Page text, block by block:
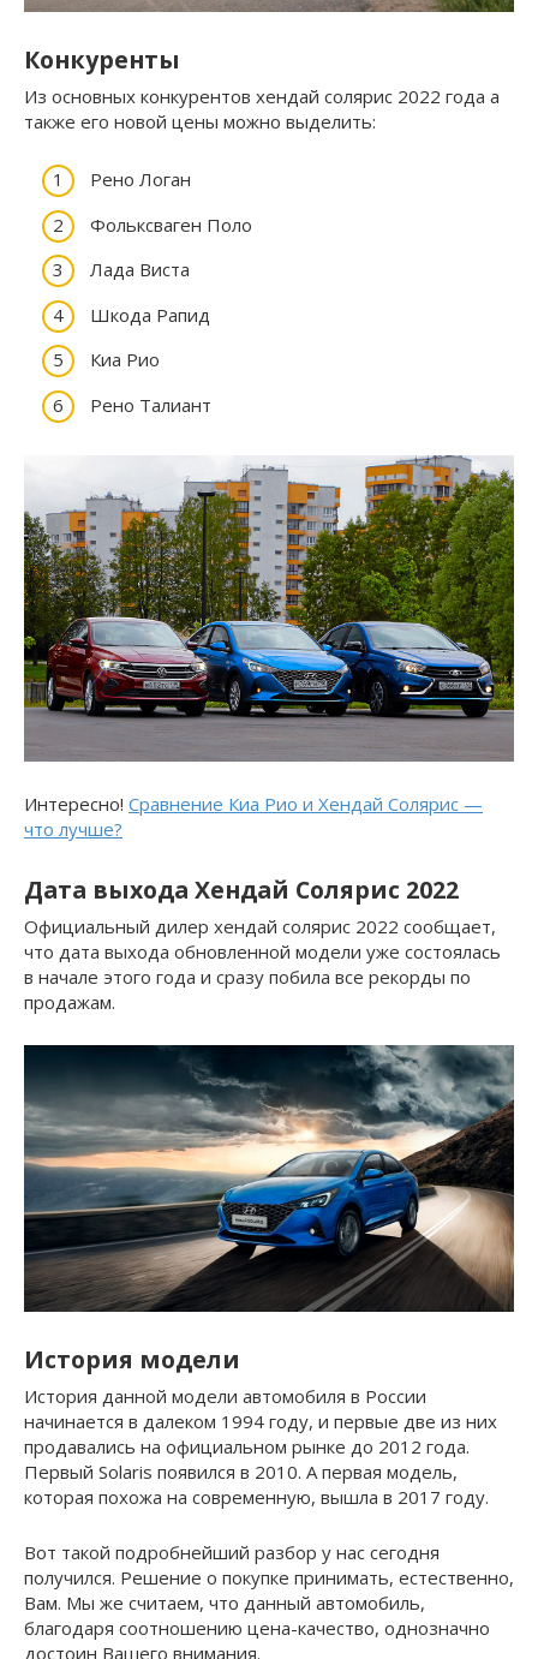
Конкуренты
Из основных конкурентов хендай солярис 2022 года а
также его новой цены можно выделить:
Рено Логан
Фольксваген Поло
Лада Виста
Шкода Рапид
Киа Рио
Рено Талиант
Интересно! Сравнение Киа Рио и Хендай Солярис —
что лучше?
Дата выхода Хендай Солярис 2022
Официальный дилер хендай солярис 2022 сообщает,
что дата выхода обновленной модели уже состоялась
в начале этого года и сразу побила все рекорды по
продажам.
История модели
История данной модели автомобиля в России
начинается в далеком 1994 году, и первые две из них
продавались на официальном рынке до 2012 года.
Первый Solaris появился в 2010. А первая модель,
которая похожа на современную, вышла в 2017 году.
Вот такой подробнейший разбор у нас сегодня
получился. Решение о покупке принимать, естественно,
Вам. Мы же считаем, что данный автомобиль,
благодаря соотношению цена-качество, однозначно
достоин Вашего внимания.